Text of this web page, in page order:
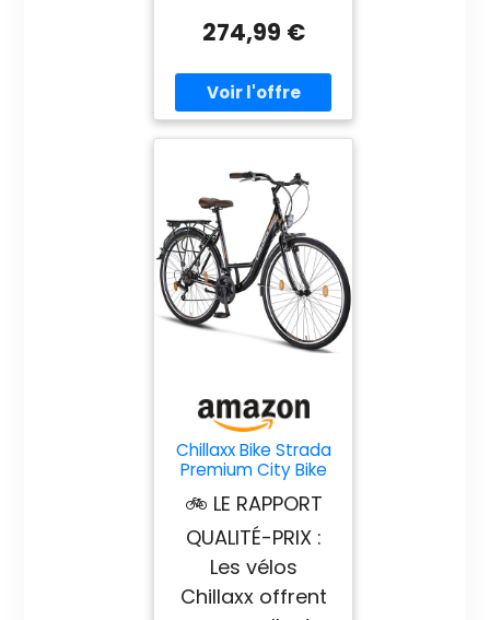
274,99 €
Chillaxx Bike Strada
Premium City Bike
- Vélo pour filles,
garçons, hommes
et femmes - 21
vitesses - Vélo
hollandais Citybike
(28 pouces, Noir
🚲 LE RAPPORT
QUALITÉ-PRIX :
Les vélos
Chillaxx offrent